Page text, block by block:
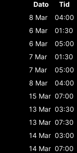
Dato
Tid
8 Mar
04:00
6 Mar
01:30
6 Mar
05:00
7 Mar
01:30
7 Mar
05:00
8 Mar
04:00
15 Mar 07:00
13 Mar 03:30
13 Mar 07:30
14 Mar 03:00
14 Mar 07:00